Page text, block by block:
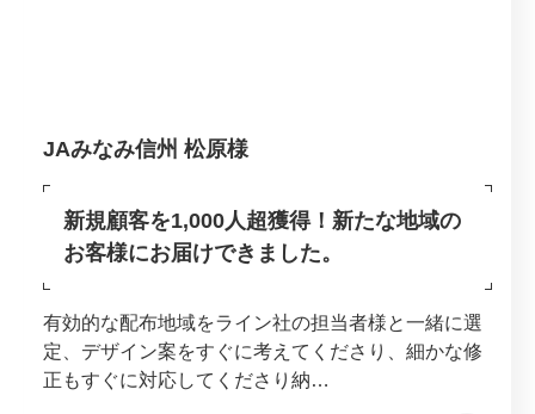
JAみなみ信州 松原様
新規顧客を1,000人超獲得！新たな地域の
お客様にお届けできました。
有効的な配布地域をライン社の担当者様と一緒に選
定、デザイン案をすぐに考えてくださり、細かな修
正もすぐに対応してくださり納…